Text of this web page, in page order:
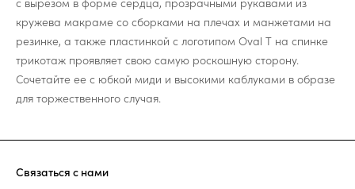
с вырезом в форме сердца, прозрачными рукавами из
кружева макраме со сборками на плечах и манжетами на
резинке, а также пластинкой с логотипом Oval T на спинке
трикотаж проявляет свою самую роскошную сторону.
Сочетайте ее с юбкой миди и высокими каблуками в образе
для торжественного случая.
Связаться с нами